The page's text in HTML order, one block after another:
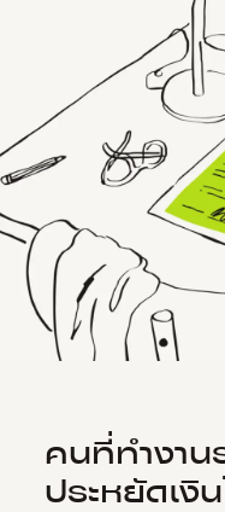
คนที่ทำงาน
ประหยัดเงิ